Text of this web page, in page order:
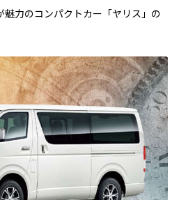
力のコンパクトカー「ヤリス」の